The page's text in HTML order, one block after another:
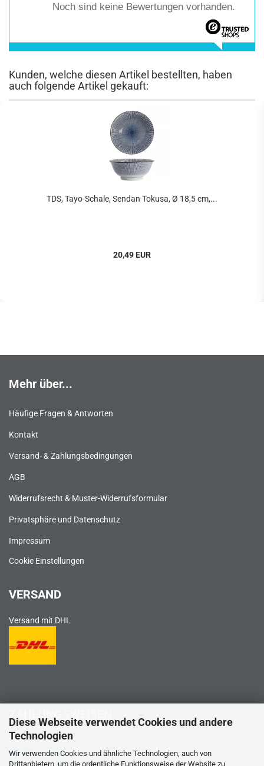
Diese Webseite verwendet Cookies und andere
Technologien
Wir verwenden Cookies und ähnliche Technologien, auch von
Drittanbietern, um die ordentliche Funktionsweise der Website zu
Noch sind keine Bewertungen vorhanden.
Kunden, welche diesen Artikel bestellten, haben
auch folgende Artikel gekauft:
TDS, Tayo-Schale, Sendan Tokusa, Ø 18,5 cm,...
20,49 EUR
Mehr über...
Häufige Fragen & Antworten
Kontakt
Versand- & Zahlungsbedingungen
AGB
Widerrufsrecht & Muster-Widerrufsformular
Privatsphäre und Datenschutz
Impressum
Cookie Einstellungen
VERSAND
Versand mit DHL
ZAHLUNGSWEISEN
PayPal